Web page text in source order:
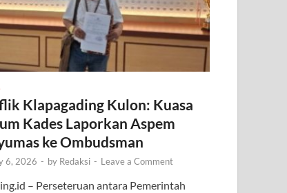
Klapagading Kulon: Kuasa
Kades Laporkan Aspem
ke Ombudsman
6, 2026 - by Redaksi - Leave a Comment
– Perseteruan antara Pemerintah